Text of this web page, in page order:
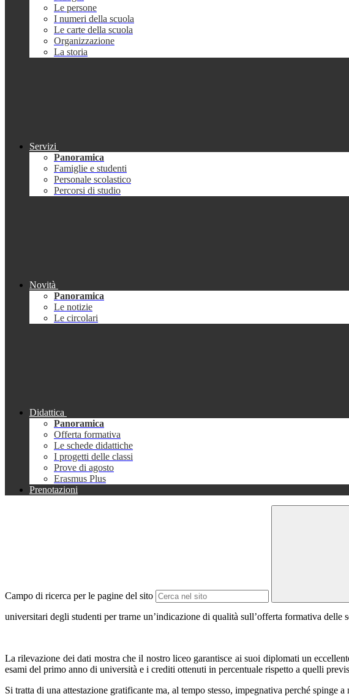
Le persone
I numeri della scuola
Le carte della scuola
Organizzazione
La storia
Servizi
Panoramica
Famiglie e studenti
Personale scolastico
Percorsi di studio
Novità
Panoramica
Le notizie
Le circolari
Didattica
Panoramica
Offerta formativa
Le schede didattiche
I progetti delle classi
Prove di agosto
Erasmus Plus
Prenotazioni
Campo di ricerca per le pagine del sito
universitari degli studenti per trarne un’indicazione di qualità sull’offerta formativa delle
La rilevazione dei dati mostra che il nostro liceo garantisce ai suoi diplomati un
esami del primo anno di università e i crediti ottenuti in percentuale rispetto a quelli
Si tratta di una attestazione gratificante ma, al tempo stesso, impegnativa perché spinge